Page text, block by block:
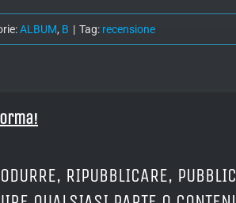
ALBUM, B | Tag: recensione
RIPUBBLICARE,